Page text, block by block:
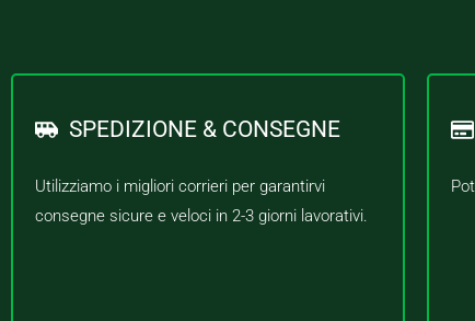
SPEDIZIONE & CONSEGNE
Utilizziamo i migliori corrieri per garantirvi
consegne sicure e veloci in 2-3 giorni lavorativi.